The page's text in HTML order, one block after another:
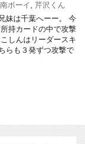
ボーイ , 芹沢くん
妹は千葉へーー。 今
持カードの中で攻撃
しんはリーダースキ
らも３発ずつ攻撃で